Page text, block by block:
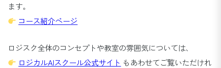
ます。
コース紹介ページ
ロジスク全体のコンセプトや教室の雰囲気については、
ロジカルAIスクール公式サイト もあわせてご覧いただけれ